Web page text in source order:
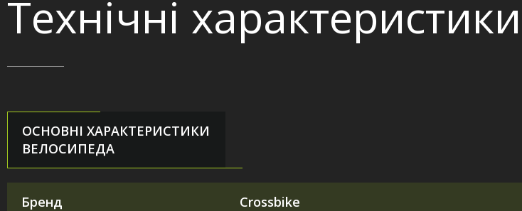
Технічні характеристики
ОСНОВНІ ХАРАКТЕРИСТИКИ
ВЕЛОСИПЕДА
Бренд Crossbike